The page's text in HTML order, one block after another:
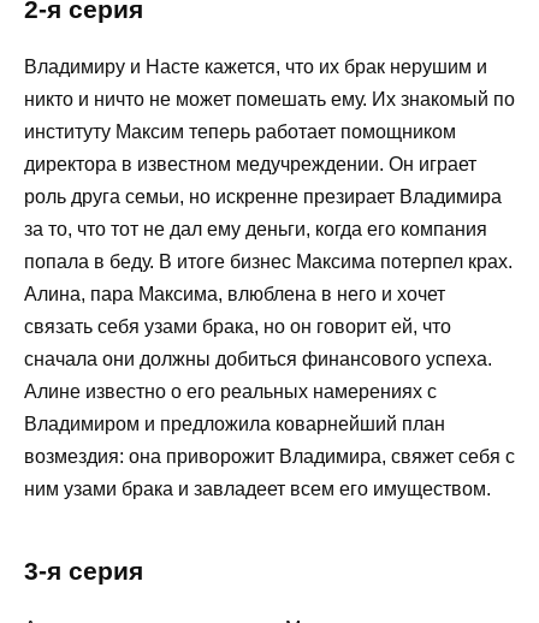
2-я серия
Владимиру и Насте кажется, что их брак нерушим и
никто и ничто не может помешать ему. Их знакомый по
институту Максим теперь работает помощником
директора в известном медучреждении. Он играет
роль друга семьи, но искренне презирает Владимира
за то, что тот не дал ему деньги, когда его компания
попала в беду. В итоге бизнес Максима потерпел крах.
Алина, пара Максима, влюблена в него и хочет
связать себя узами брака, но он говорит ей, что
сначала они должны добиться финансового успеха.
Алине известно о его реальных намерениях с
Владимиром и предложила коварнейший план
возмездия: она приворожит Владимира, свяжет себя с
ним узами брака и завладеет всем его имуществом.
3-я серия